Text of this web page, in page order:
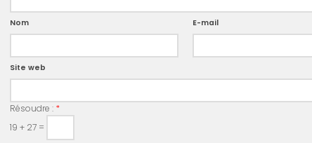
Nom E-mail
Site web
Résoudre : *
19 + 27 =